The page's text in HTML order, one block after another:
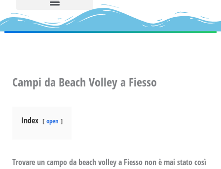
Campi da Beach Volley a Fiesso
Index open
Trovare un campo da beach volley a Fiesso non è mai stato così